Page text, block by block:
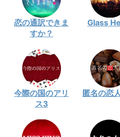
恋の通訳できま
すか？
Glass
今際の国のアリ
ス3
匿名の恋